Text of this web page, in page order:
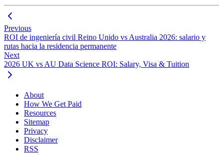
Previous
ROI de ingeniería civil Reino Unido vs Australia 2026: salario y
rutas hacia la residencia permanente
Next
2026 UK vs AU Data Science ROI: Salary, Visa & Tuition
About
How We Get Paid
Resources
Sitemap
Privacy
Disclaimer
RSS